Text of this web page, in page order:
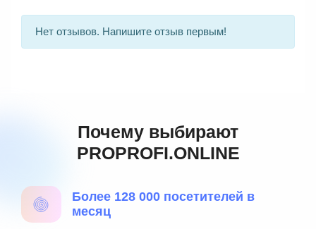
Нет отзывов. Напишите отзыв первым!
Почему выбирают
PROPROFI.ONLINE
Более 128 000 посетителей в
месяц